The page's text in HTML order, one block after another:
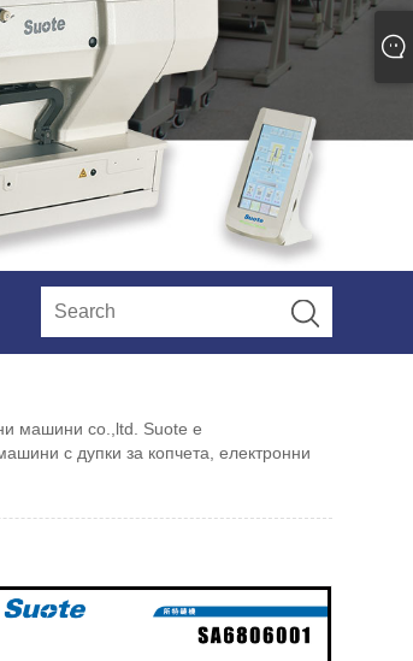
машини co.,ltd. Suote е
с дупки за копчета, електронни